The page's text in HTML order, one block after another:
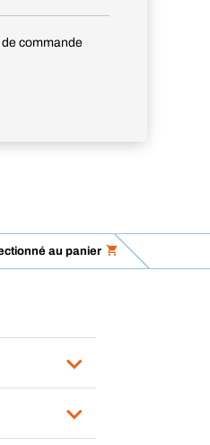
commande
au panier